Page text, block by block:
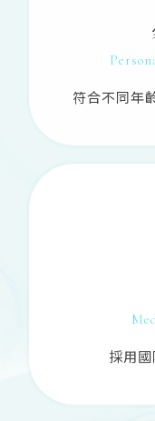
符合不同年
採用